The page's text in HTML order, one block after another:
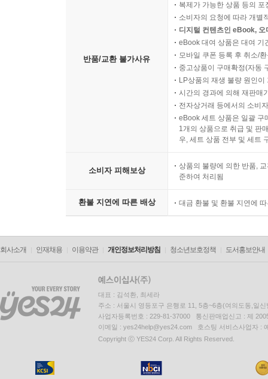
반품/교환 불가사유
복제가 가능한 상품 등의
소비자의 요청에 따라 개별
디지털 컨텐츠인 eBook,
eBook 대여 상품은 대여 기
모바일 쿠폰 등록 후 취소/
중고상품이 구매확정(자동
LP상품의 재생 불량 원인
시간의 경과에 의해 재판매
전자상거래 등에서의 소비
eBook 세트 상품은 일괄 구
1개의 상품으로 취급 및 판
우, 세트 상품 전부 및 세트
소비자 피해보상
상품의 불량에 의한 반품,
준하여 처리됨
환불 지연에 따른 배상 대금 환불 및 환불 지연에
회사소개 인재채용 이용약관 개인정보처리방침 청소년보호정책 도서홍보안내
대표 : 김석환, 최세라
주소 : 서울시 영등포구 은행로 11, 5층~6층(여의도동,일신
사업자등록번호 : 229-81-37000 통신판매업신고 : 제
이메일 : yes24help@yes24.com 호스팅 서비스사업자 :
Copyright ⓒ YES24 Corp. All Rights Reserved.